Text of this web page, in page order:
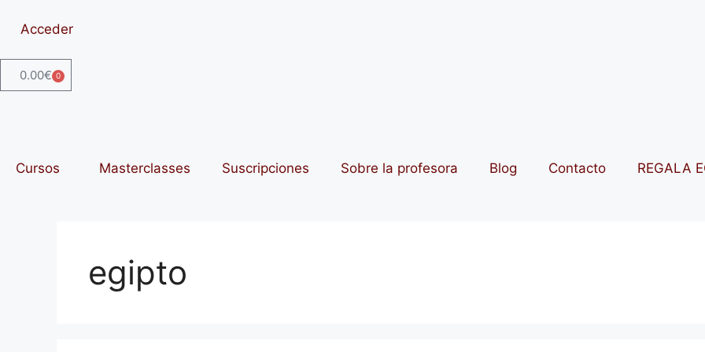
Acceder
0.00€ 0
Cursos Masterclasses Suscripciones Sobre la profesora Blog Contacto REGALA
egipto